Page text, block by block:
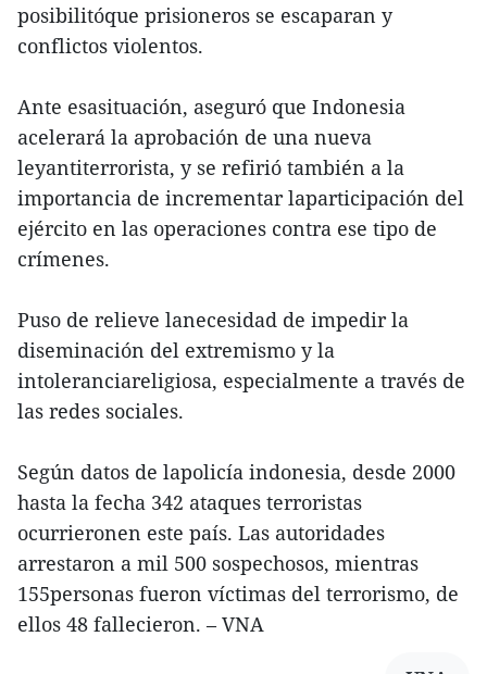
posibilitóque prisioneros se escaparan y
conflictos violentos.
Ante esasituación, aseguró que Indonesia
acelerará la aprobación de una nueva
leyantiterrorista, y se refirió también a la
importancia de incrementar laparticipación del
ejército en las operaciones contra ese tipo de
crímenes.
Puso de relieve lanecesidad de impedir la
diseminación del extremismo y la
intoleranciareligiosa, especialmente a través de
las redes sociales.
Según datos de lapolicía indonesia, desde 2000
hasta la fecha 342 ataques terroristas
ocurrieronen este país. Las autoridades
arrestaron a mil 500 sospechosos, mientras
155personas fueron víctimas del terrorismo, de
ellos 48 fallecieron. – VNA